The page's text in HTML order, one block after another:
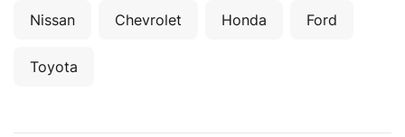
Nissan Chevrolet Honda Ford
Toyota